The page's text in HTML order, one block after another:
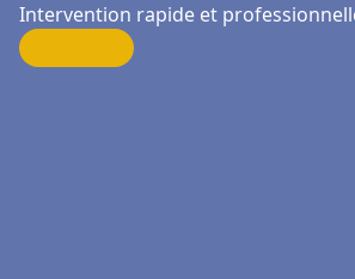
Intervention rapide et